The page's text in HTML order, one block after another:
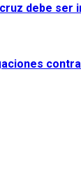
debe ser